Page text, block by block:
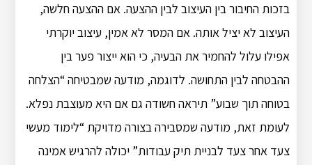
בזכות החיבור בין העיצוב לבין ההצעה. אם ההצעה חלשה,
העיצוב לא יציל אותה. אם המסר לא אמין, עיצוב יוקרתי
אפילו עלול להחמיר את הבעיה, כי הוא ייצור פער בין
ההבטחה לבין התחושה. לדוגמה, מודעה שמבטיחה “הצלחה
בטוחה תוך שבוע” תיראה חשודה גם אם היא מעוצבת נפלא.
לעומת זאת, מודעה שמסבירה בצורה מדויקת “לימוד מעשי
צעד אחר צעד לבניית תיק עבודות” יכולה להרגיש אמינה